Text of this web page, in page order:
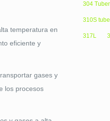
temperatura en
eficiente y
gases y
los procesos
304
310S
317L